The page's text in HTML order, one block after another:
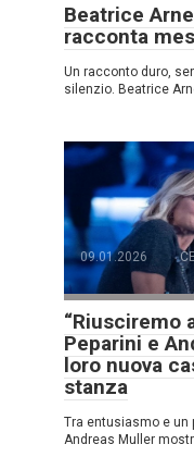
Beatrice
racconta
Un racconto duro,
silenzio. Beatrice
09.01.2026
“Riusciremo
Peparini e
loro nuova
stanza
Tra entusiasmo e un
Andreas Muller